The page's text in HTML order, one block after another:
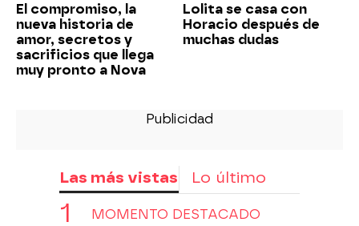
El compromiso, la
nueva historia de
amor, secretos y
sacrificios que llega
muy pronto a Nova
Lolita se casa con
Horacio después de
muchas dudas
Las más vistas Lo último
MOMENTO DESTACADO